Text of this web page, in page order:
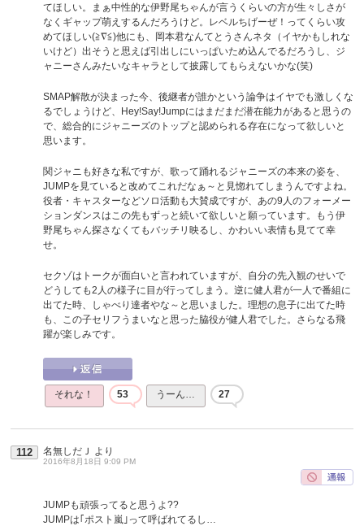
てほしい。まぁ中性的な伊野尾ちゃんが言うくらいの方が生々しさが
なくギャップ萌えするんだろうけど。レベルちげーぜ！ってくらい攻
めてほしい(≧∇≦)他にも、岡本君なんてとうさんネタ（イヤかもしれな
いけど）出そうと思えば引出しにいっぱいため込んでるだろうし、ジ
ャニーさんみたいなキャラとして披露してもらえないかな(笑)
SMAP解散が決まった今、後継者が誰かという論争はイヤでも激しくな
るでしょうけど、Hey!Say!Jumpにはまだまだ潜在能力があると思うの
で、総合的にジャニーズのトップと認められる存在になって欲しいと
思います。
関ジャニも好きな私ですが、歌って踊れるジャニーズの本来の姿を、
JUMPを見ていると改めてこれだなぁ～と見惚れてしまうんですよね。
役者・キャスターなどソロ活動も大賛成ですが、あの9人のフォーメー
ションダンスはこの先もずっと続いて欲しいと願っています。もう伊
野尾ちゃん探さなくてもバッチリ映るし、かわいい表情も見てて幸
せ。
セクゾはトークが面白いと言われていますが、自分の先入観のせいで
どうしても2人の様子に目が行ってしまう。逆に健人君が一人で番組に
出てた時、しゃべり達者やな～と思いました。理想の息子に出てた時
も、この子セリフうまいなと思った脇役が健人君でした。さらなる飛
躍が楽しみです。
それな！ 53 うーん… 27
112 名無しだＪ より
2016年8月18日 9:09 PM
JUMPも頑張ってると思うよ??
JUMPは｢ポスト嵐｣って呼ばれてるし…